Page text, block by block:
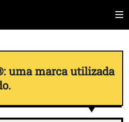
uma marca utilizada